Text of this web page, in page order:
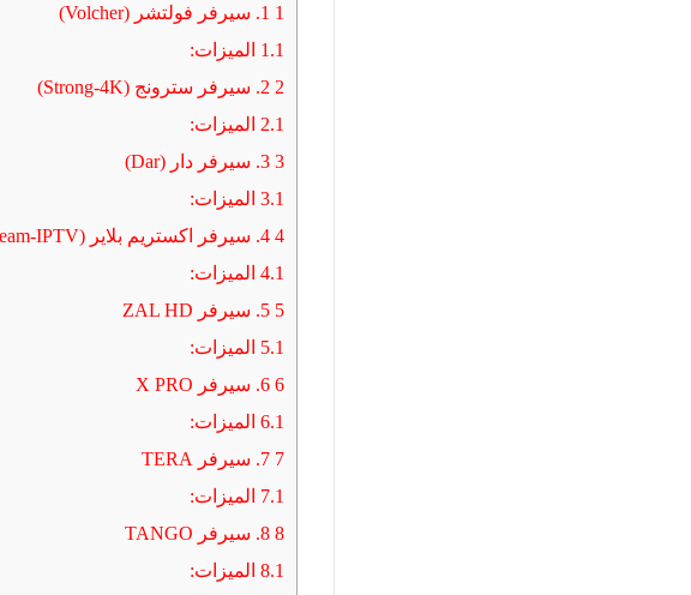
1
1.1 الميزات:
2
2.1 الميزات:
33. سيرفر دار (Dar)
3.1الميزات:
44. سيرفر اكستريم بلاير (Xtream-IPTV)
4.1الميزات:
5
5.1 الميزات:
66. سيرفر X PRO
6.1الميزات:
7
7.1 الميزات:
88. سيرفر TANGO
8.1الميزات: